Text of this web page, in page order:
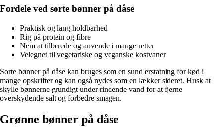
Fordele ved sorte bønner på dåse
Praktisk og lang holdbarhed
Rig på protein og fibre
Nem at tilberede og anvende i mange retter
Velegnet til vegetariske og veganske kostvaner
Sorte bønner på dåse kan bruges som en sund erstatning for kød i
mange opskrifter og kan også nydes som en lækker sideret. Husk at
skylle bønnerne grundigt under rindende vand for at fjerne
overskydende salt og forbedre smagen.
Grønne bønner på dåse